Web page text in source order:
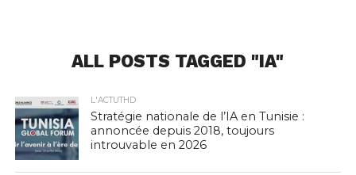
ALL POSTS TAGGED "IA"
L'ACTUTHD
Stratégie nationale de l’IA en Tunisie :
annoncée depuis 2018, toujours
introuvable en 2026